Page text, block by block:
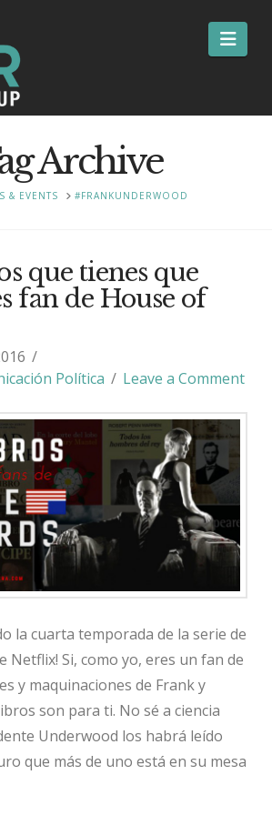
Archive
& EVENTS #FRANKUNDERWOOD
que tienes que
fan de House of
Política Leave a Comment
la cuarta temporada de la serie de
Netflix! Si, como yo, eres un fan de
y maquinaciones de Frank y
son para ti. No sé a ciencia
Underwood los habrá leído
que más de uno está en su mesa